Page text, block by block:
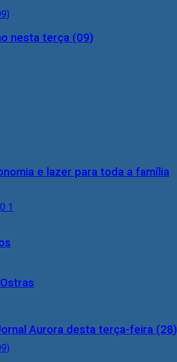
e lazer para toda a família
nesta terça (09)
Aurora desta terça-feira (28)